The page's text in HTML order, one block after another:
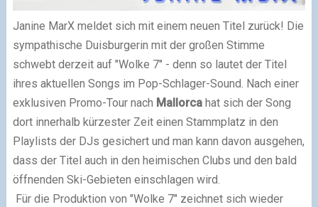
Janine MarX meldet sich mit einem neuen Titel zurück! Die
sympathische Duisburgerin mit der großen Stimme
schwebt derzeit auf "Wolke 7" - denn so lautet der Titel
ihres aktuellen Songs im Pop-Schlager-Sound. Nach einer
exklusiven Promo-Tour nach Mallorcahat sich der Song
dort innerhalb kürzester Zeit einen Stammplatz in den
Playlists der DJs gesichert und man kann davon ausgehen,
dass der Titel auch in den heimischen Clubs und den bald
öffnenden Ski-Gebieten einschlagen wird.
Für die Produktion von "Wolke 7" zeichnet sich wieder